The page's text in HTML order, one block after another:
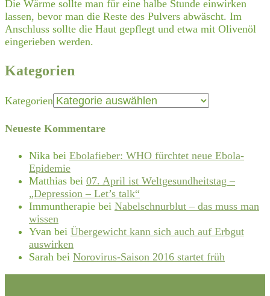
Die Wärme sollte man für eine halbe Stunde einwirken
lassen, bevor man die Reste des Pulvers abwäscht. Im
Anschluss sollte die Haut gepflegt und etwa mit Olivenöl
eingerieben werden.
Kategorien
Kategorien
Neueste Kommentare
Nika bei Ebolafieber: WHO fürchtet neue Ebola-
Epidemie
Matthias bei 07. April ist Weltgesundheitstag –
„Depression – Let’s talk“
Immuntherapie bei Nabelschnurblut – das muss man
wissen
Yvan bei Übergewicht kann sich auch auf Erbgut
auswirken
Sarah bei Norovirus-Saison 2016 startet früh